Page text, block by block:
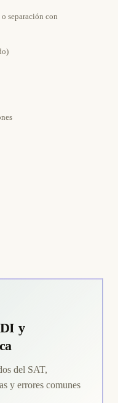
separación con
y
del SAT,
y errores comunes